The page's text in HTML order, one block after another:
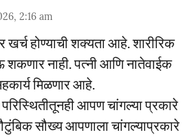
2:16 am
खर्च होण्याची शक्यता आहे. शारीरिक
नाही. पत्नी आणि नातेवाईक
मिळणार आहे.
आपण चांगल्या प्रकारे
सौख्य आपणाला चांगल्याप्रकारे